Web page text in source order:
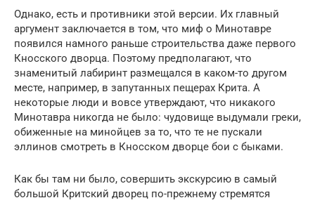
Однако, есть и противники этой версии. Их главный
аргумент заключается в том, что миф о Минотавре
появился намного раньше строительства даже первого
Кносского дворца. Поэтому предполагают, что
знаменитый лабиринт размещался в каком-то другом
месте, например, в запутанных пещерах Крита. А
некоторые люди и вовсе утверждают, что никакого
Минотавра никогда не было: чудовище выдумали греки,
обиженные на минойцев за то, что те не пускали
эллинов смотреть в Кносском дворце бои с быками.
Как бы там ни было, совершить экскурсию в самый
большой Критский дворец по-прежнему стремятся